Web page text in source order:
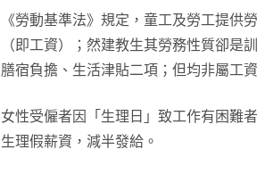
《勞動基準法》規定，童工及勞工提供
（即工資）；然建教生其勞務性質卻是
膳宿負擔、生活津貼二項；但均非屬工
女性受僱者因「生理日」致工作有困難
生理假薪資，減半發給。